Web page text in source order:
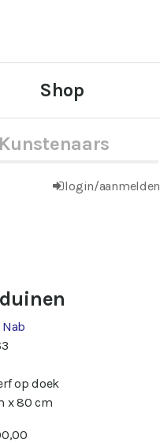
Shop
Kunstenaars
login/aanmelden
op doek
x 80 cm